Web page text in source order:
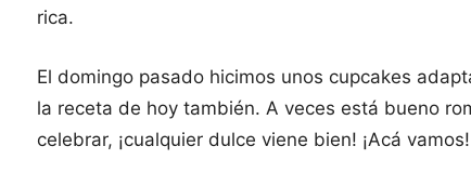
rica.
El domingo pasado hicimos unos cupcakes
la receta de hoy también. A veces está bueno
celebrar, ¡cualquier dulce viene bien! ¡Acá vamos!